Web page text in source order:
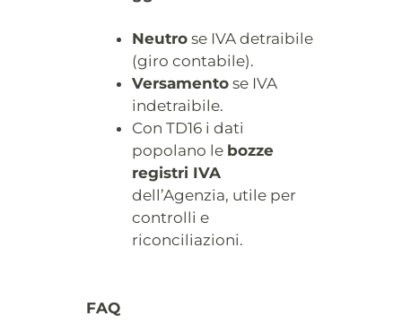
Neutrose IVA detraibile
(giro contabile).
Versamentose IVA
indetraibile.
Con TD16 i dati
popolano le bozze
registri IVA
dell’Agenzia, utile per
controlli e
riconciliazioni.
FAQ